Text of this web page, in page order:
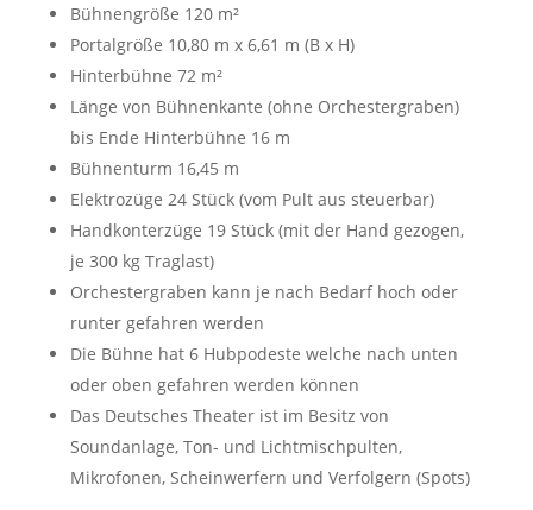
Bühnengröße 120 m²
Portalgröße 10,80 m x 6,61 m (B x H)
Hinterbühne 72 m²
Länge von Bühnenkante (ohne Orchestergraben)
bis Ende Hinterbühne 16 m
Bühnenturm 16,45 m
Elektrozüge 24 Stück (vom Pult aus steuerbar)
Handkonterzüge 19 Stück (mit der Hand gezogen,
je 300 kg Traglast)
Orchestergraben kann je nach Bedarf hoch oder
runter gefahren werden
Die Bühne hat 6 Hubpodeste welche nach unten
oder oben gefahren werden können
Das Deutsches Theater ist im Besitz von
Soundanlage, Ton- und Lichtmischpulten,
Mikrofonen, Scheinwerfern und Verfolgern (Spots)